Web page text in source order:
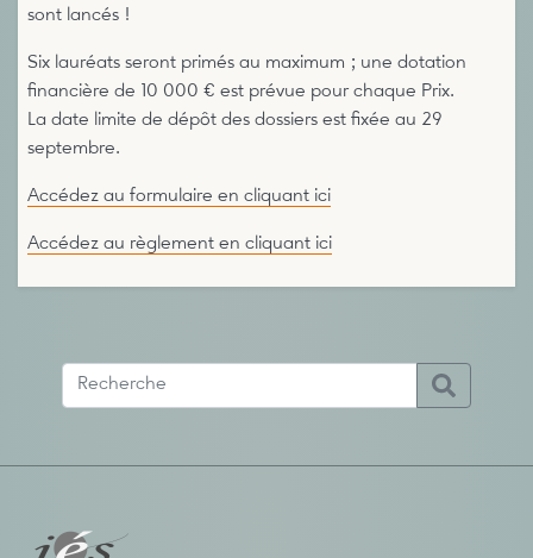
sont lancés !
Six lauréats seront primés au maximum ; une dotation
financière de 10 000 € est prévue pour chaque Prix.
La date limite de dépôt des dossiers est fixée au 29
septembre.
Accédez au formulaire en cliquant ici
Accédez au règlement en cliquant ici